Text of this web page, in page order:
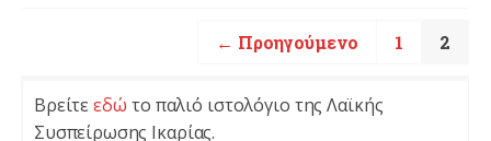
← Προηγούμενο 1 2
Βρείτεεδώ το παλιό ιστολόγιο της Λαϊκής
Συσπείρωσης Ικαρίας.